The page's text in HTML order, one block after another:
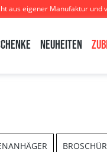
aus eigener Manufaktur und
Neuheiten